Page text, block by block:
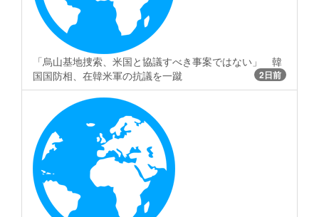
「烏山基地捜索、米国と協議すべき事案ではない」 韓
国国防相、在韓米軍の抗議を一蹴
2日前